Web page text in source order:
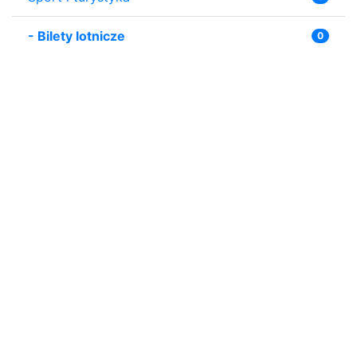
- Bilety lotnicze 0